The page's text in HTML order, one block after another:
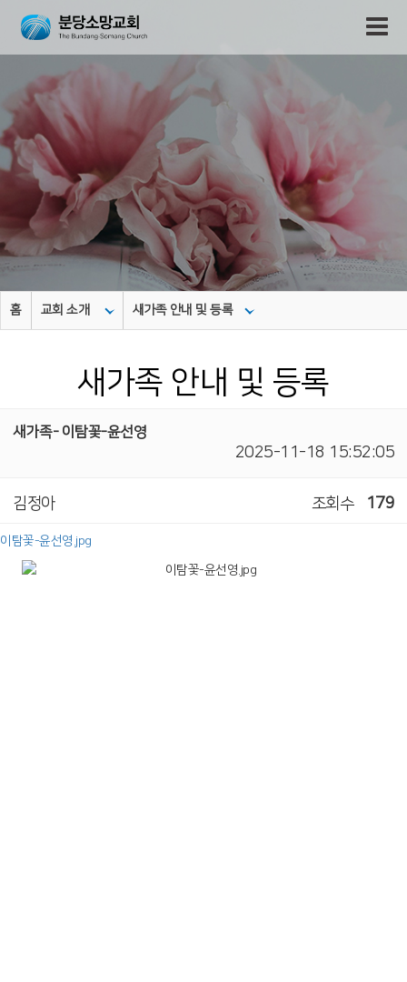
홈 교회 소개 새가족 안내 및 등록
새가족 안내 및 등록
새가족- 이탐꽃-윤선영
2025-11-18 15:52:05
김정아 조회수 179
이탐꽃-윤선영.jpg